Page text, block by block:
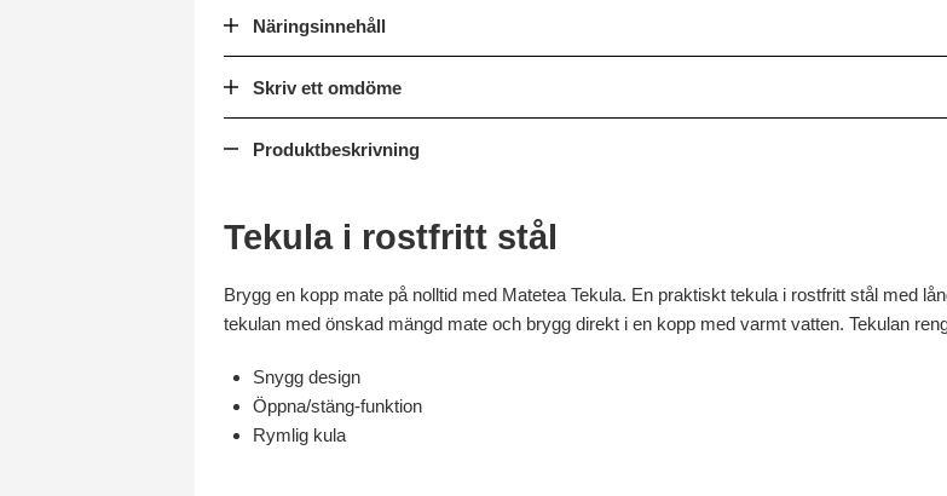
Näringsinnehåll
Skriv ett omdöme
Produktbeskrivning
Tekula i rostfritt stål
Brygg en kopp mate på nolltid med Matetea Tekula. En praktiskt tekula i rostfritt stål med
tekulan med önskad mängd mate och brygg direkt i en kopp med varmt vatten. Tekulan
Snygg design
Öppna/stäng-funktion
Rymlig kula